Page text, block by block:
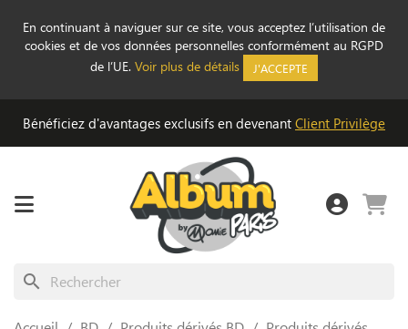
En continuant à naviguer sur ce site, vous acceptez l’utilisation de
cookies et de vos données personnelles conformément au RGPD
de l’UE. Voir plus de détails J'ACCEPTE
Bénéficiez d'avantages exclusifs en devenant Client Privilège
search